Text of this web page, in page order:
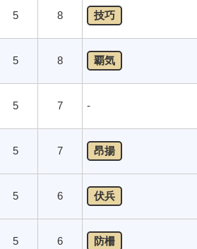
5 8 技巧
5 8 覇気
5 7 -
5 7 昂揚
5 6 伏兵
5 6 防柵